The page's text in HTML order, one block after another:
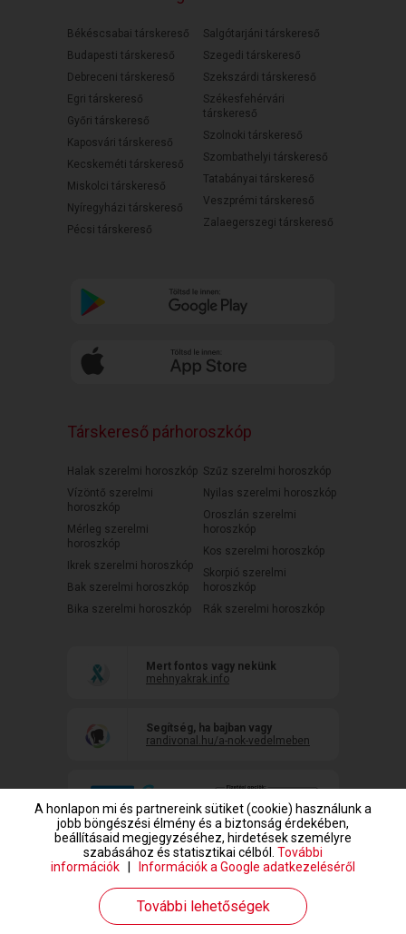
Békéscsabai társkereső
Budapesti társkereső
Debreceni társkereső
Egri társkereső
Győri társkereső
Kaposvári társkereső
Kecskeméti társkereső
Miskolci társkereső
Nyíregyházi társkereső
Pécsi társkereső
Salgótarjáni társkereső
Szegedi társkereső
Szekszárdi társkereső
Székesfehérvári
társkereső
Szolnoki társkereső
Szombathelyi társkereső
Tatabányai társkereső
Veszprémi társkereső
Zalaegerszegi társkereső
Társkereső párhoroszkóp
Halak szerelmi horoszkóp
Vízöntő szerelmi
horoszkóp
Mérleg szerelmi
horoszkóp
Ikrek szerelmi horoszkóp
Bak szerelmi horoszkóp
Bika szerelmi horoszkóp
Szűz szerelmi horoszkóp
Nyilas szerelmi horoszkóp
Oroszlán szerelmi
horoszkóp
Kos szerelmi horoszkóp
Skorpió szerelmi
horoszkóp
Rák szerelmi horoszkóp
Mert fontos vagy nekünk
mehnyakrak.info
Segítség, ha bajban vagy
randivonal.hu/a-nok-vedelmeben
www.randivonal.hu © Copyright 1999-2026 Dating Central Europe Zrt.
A honlapon mi és partnereink sütiket (cookie) használunk a
jobb böngészési élmény és a biztonság érdekében,
beállításaid megjegyzéséhez, hirdetések személyre
szabásához és statisztikai célból. További
információk
Információk a Google adatkezeléséről
További lehetőségek